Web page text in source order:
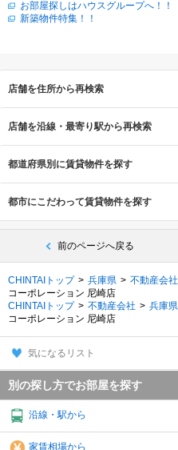
お部屋探しはハウスグループへ！！
新築物件特集！！
店舗を住所から再検索
店舗を沿線・最寄り駅から再検索
都道府県別に賃貸物件を探す
都市にこだわって賃貸物件を探す
前のページへ戻る
CHINTAIトップ 兵庫県 不動産会社
コーポレーション 尼崎店
CHINTAIトップ
不動産会社 兵庫県
コーポレーション 尼崎店
気になるリスト
別の探し方でお部屋を探す
沿線・駅から
家賃相場から